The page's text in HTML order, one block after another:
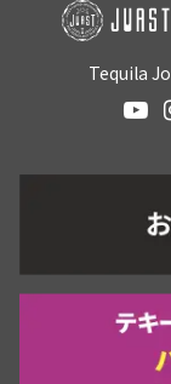
Tequila